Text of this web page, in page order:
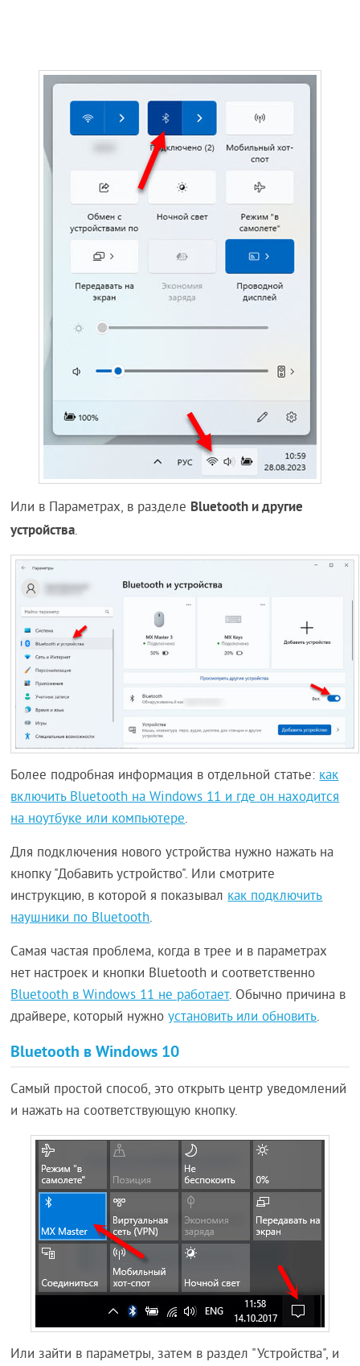
Или в Параметрах, в разделе Bluetooth и другие
устройства.
Более подробная информация в отдельной статье:как
включить Bluetooth на Windows 11 и где он находится
на ноутбуке или компьютере.
Для подключения нового устройства нужно нажать на
кнопку "Добавить устройство". Или смотрите
инструкцию, в которой я показывалкак подключить
наушники по Bluetooth.
Самая частая проблема, когда в трее и в параметрах
нет настроек и кнопки Bluetooth и соответственно
Bluetooth в Windows 11 не работает. Обычно причина в
драйвере, который нужноустановить или обновить.
Bluetooth в Windows 10
Самый простой способ, это открыть центр уведомлений
и нажать на соответствующую кнопку.
Или зайти в параметры, затем в раздел "Устройства", и